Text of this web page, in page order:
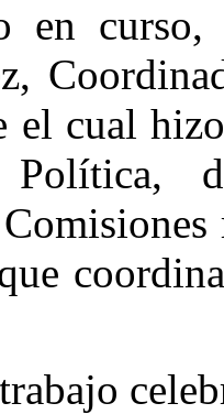
en
el cual
Política,